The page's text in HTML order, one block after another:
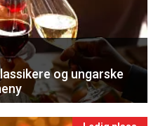
og ungarske